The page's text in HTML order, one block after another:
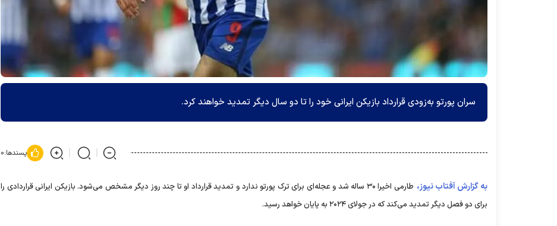
سران پورتو به‌زودی قرارداد بازیکن ایرانی خود را تا دو سال دیگر تمدید خواهند کرد.
پسندها:۰
به گزارش آفتاب نیوز،
طارمی اخیرا ۳۰ ساله شد و عجله‌ای برای ترک پورتو ندارد و تمدید قرارداد او تا چند روز دیگر مشخص می‌شود. بازیکن ایرانی قراردادی را
برای دو فصل دیگر تمدید می‌کند که در جولای ۲۰۲۴ به پایان خواهد رسید.